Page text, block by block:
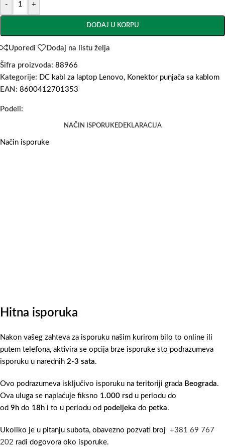
- +
DODAJ U KORPU
Uporedi Dodaj na listu želja
Šifra proizvoda: 88966
Kategorije: DC kabl za laptop Lenovo, Konektor punjača sa kablom
EAN: 8600412701353
Podeli:
NAČIN ISPORUKEDEKLARACIJA
Način isporuke
Hitna isporuka
Nakon vašeg zahteva za isporuku našim kurirom bilo to online ili
putem telefona, aktivira se opcija brze isporuke sto podrazumeva
isporuku u narednih 2-3 sata.
Ovo podrazumeva isključivo isporuku na teritoriji grada Beograda.
Ova uluga se naplaćuje fiksno 1.000 rsd u periodu do
od 9h do 18h i to u periodu od podeljeka do petka.
Ukoliko je u pitanju subota, obavezno pozvati broj +381 69 767
202 radi dogovora oko isporuke.